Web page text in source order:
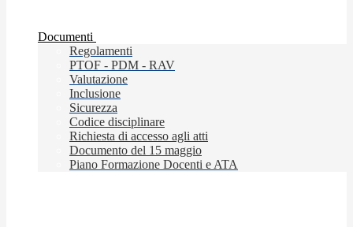
Documenti
Regolamenti
PTOF - PDM - RAV
Valutazione
Inclusione
Sicurezza
Codice disciplinare
Richiesta di accesso agli atti
Documento del 15 maggio
Piano Formazione Docenti e ATA